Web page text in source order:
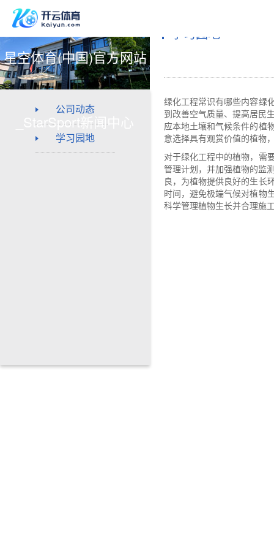
星空体育(中国)官方网站
_StarSport新闻中心
公司动态
学习园地
学习园地
绿化工程常识有哪些内容绿
到改善空气质量、提高居民
应本地土壤和气候条件的植
意选择具有观赏价值的植物
对于绿化工程中的植物，需
管理计划，并加强植物的监
良，为植物提供良好的生长
时间，避免极端气候对植物
科学管理植物生长并合理施